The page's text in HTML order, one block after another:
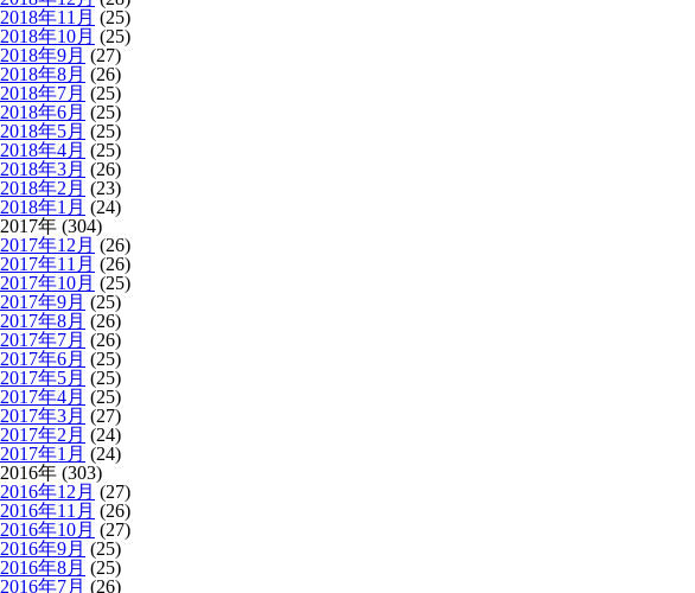
2018年11月 (25)
2018年10月 (25)
2018年9月 (27)
2018年8月 (26)
2018年7月 (25)
2018年6月 (25)
2018年5月 (25)
2018年4月 (25)
2018年3月 (26)
2018年2月 (23)
2018年1月 (24)
2017年 (304)
2017年12月 (26)
2017年11月 (26)
2017年10月 (25)
2017年9月 (25)
2017年8月 (26)
2017年7月 (26)
2017年6月 (25)
2017年5月 (25)
2017年4月 (25)
2017年3月 (27)
2017年2月 (24)
2017年1月 (24)
2016年 (303)
2016年12月 (27)
2016年11月 (26)
2016年10月 (27)
2016年9月 (25)
2016年8月 (25)
2016年7月 (26)